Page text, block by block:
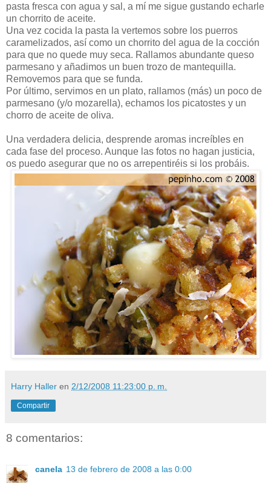
pasta fresca con agua y sal, a mí me sigue gustando echarle
un chorrito de aceite.
Una vez cocida la pasta la vertemos sobre los puerros
caramelizados, así como un chorrito del agua de la cocción
para que no quede muy seca. Rallamos abundante queso
parmesano y añadimos un buen trozo de mantequilla.
Removemos para que se funda.
Por último, servimos en un plato, rallamos (más) un poco de
parmesano (y/o mozarella), echamos los picatostes y un
chorro de aceite de oliva.
Una verdadera delicia, desprende aromas increíbles en
cada fase del proceso. Aunque las fotos no hagan justicia,
os puedo asegurar que no os arrepentiréis si los probáis.
Harry Haller en 2/12/2008 11:23:00 p. m.
Compartir
8 comentarios:
canela 13 de febrero de 2008 a las 0:00